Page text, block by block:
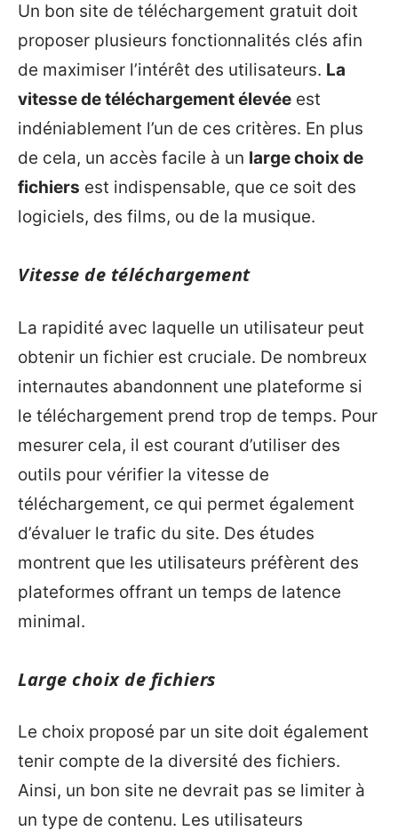
Un bon site de téléchargement gratuit doit
proposer plusieurs fonctionnalités clés afin
de maximiser l’intérêt des utilisateurs. La
vitesse de téléchargement élevée est
indéniablement l’un de ces critères. En plus
de cela, un accès facile à un large choix de
fichiers est indispensable, que ce soit des
logiciels, des films, ou de la musique.
Vitesse de téléchargement
La rapidité avec laquelle un utilisateur peut
obtenir un fichier est cruciale. De nombreux
internautes abandonnent une plateforme si
le téléchargement prend trop de temps. Pour
mesurer cela, il est courant d’utiliser des
outils pour vérifier la vitesse de
téléchargement, ce qui permet également
d’évaluer le trafic du site. Des études
montrent que les utilisateurs préfèrent des
plateformes offrant un temps de latence
minimal.
Large choix de fichiers
Le choix proposé par un site doit également
tenir compte de la diversité des fichiers.
Ainsi, un bon site ne devrait pas se limiter à
un type de contenu. Les utilisateurs